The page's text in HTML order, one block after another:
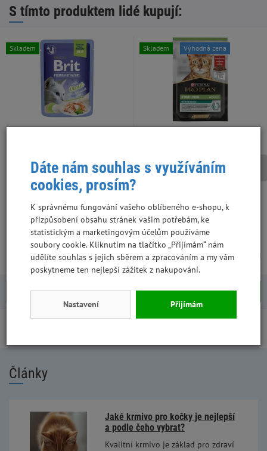
S tímto produktem lidé kupují:
Brit Premium by Nature Cat
želé kapsa
WPZ503-690, 24 ks v kartonu
12,66 Kč
148,94 Kč/kg
11,30 Kč
bez DPH
Skladem
Do košíku
WL3-883, 26 ks v kartonu
17 Kč
200 Kč/kg
Skladem Výhodná cena
Do košíku
Články
Jaké krmivo pro kočky je nejlepší
a podle čeho vybrat?
Kvalitní krmivo je základ pro zdraví
Dáte nám souhlas s využíváním
cookies, prosím?
K správnému fungování vašeho oblíbeného e-shopu, k
přizpůsobení obsahu stránek vašim potřebám, ke
statistickým a marketingovým účelům používáme
soubory cookie. Kliknutím na tlačítko „Přijímám“ nám
udělíte souhlas s jejich sběrem a zpracováním a my vám
poskytneme ten nejlepší zážitek z nakupování.
Nastavení Přijímám